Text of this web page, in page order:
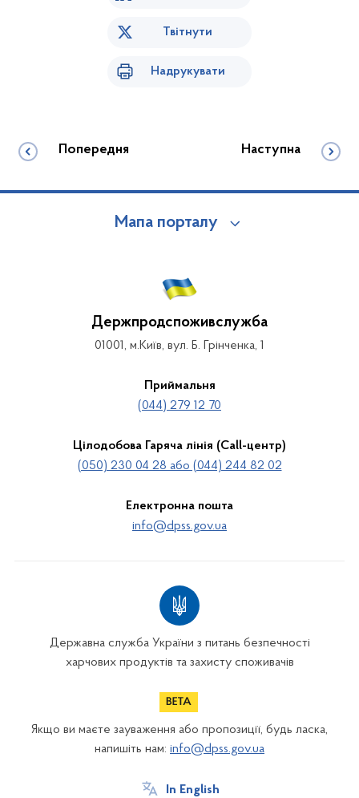
Твітнути
Надрукувати
Попередня Наступна
Мапа порталу
Держпродспоживслужба
01001, м.Київ, вул. Б. Грінченка, 1
Приймальня
(044) 279 12 70
Цілодобова Гаряча лінія (Call-центр)
(050) 230 04 28 або (044) 244 82 02
Електронна пошта
info@dpss.gov.ua
Державна служба України з питань безпечності
харчових продуктів та захисту споживачів
Якщо ви маєте зауваження або пропозиції, будь ласка,
напишіть нам: info@dpss.gov.ua
In English